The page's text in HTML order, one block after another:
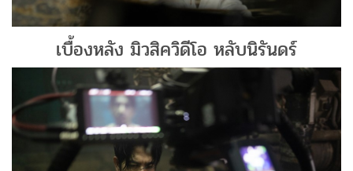
เบื้องหลัง มิวสิควิดีโอ หลับนิรันดร์